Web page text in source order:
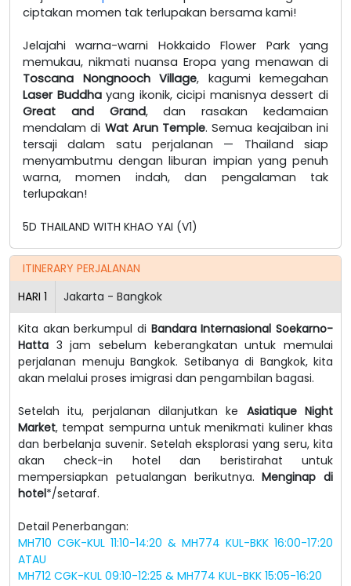
ciptakan momen tak terlupakan bersama kami!
Jelajahi warna-warni Hokkaido Flower Park yang
memukau, nikmati nuansa Eropa yang menawan di
Toscana Nongnooch Village, kagumi kemegahan
Laser Buddhayang ikonik, cicipi manisnya dessert di
Great and Grand, dan rasakan kedamaian
mendalam di Wat Arun Temple. Semua keajaiban ini
tersaji dalam satu perjalanan — Thailand siap
menyambutmu dengan liburan impian yang penuh
warna, momen indah, dan pengalaman tak
terlupakan!
5D THAILAND WITH KHAO YAI (V1)
ITINERARY PERJALANAN
HARI 1 Jakarta - Bangkok
Kita akan berkumpul di Bandara Internasional Soekarno-
Hatta 3 jam sebelum keberangkatan untuk memulai
perjalanan menuju Bangkok. Setibanya di Bangkok, kita
akan melalui proses imigrasi dan pengambilan bagasi.
Setelah itu, perjalanan dilanjutkan ke Asiatique Night
Market, tempat sempurna untuk menikmati kuliner khas
dan berbelanja suvenir. Setelah eksplorasi yang seru, kita
akan check-in hotel dan beristirahat untuk
mempersiapkan petualangan berikutnya.Menginap di
hotel*/setaraf.
Detail Penerbangan:
MH710 CGK-KUL 11:10-14:20 & MH774 KUL-BKK 16:00-17:20
ATAU
MH712 CGK-KUL 09:10-12:25 & MH774 KUL-BKK 15:05-16:20